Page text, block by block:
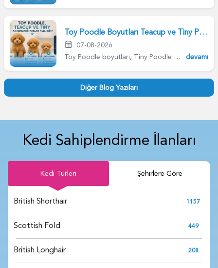
Toy Poodle Boyutları Teacup ve Tiny Poodle Arasındaki Farklar Nelerdir...
07-08-2026
Toy Poodle boyutları, Tiny Poodle ve Teacup Poodle aral...
devamı
Diğer Blog Yazıları
Kedi Sahiplendirme İlanları
Kedi Türleri Şehirlere Göre
British Shorthair 1157
Scottish Fold 449
British Longhair 208